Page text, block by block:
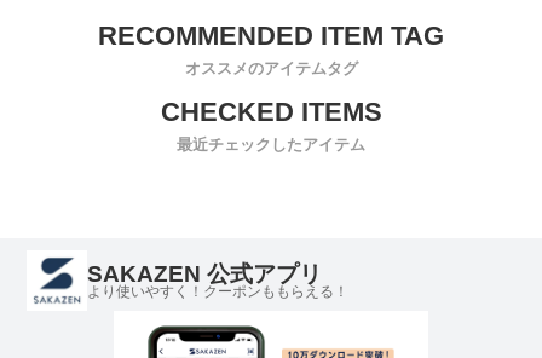
オススメのアイテムタグ
最近チェックしたアイテム
SAKAZEN 公式アプリ
より使いやすく！クーポンももらえる！